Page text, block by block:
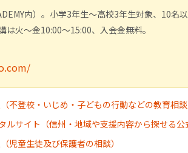
内）。小学3年生〜高校3年生対象、10名
火〜金10:00〜15:00、入会金無料。
不登校・いじめ・子どもの行動などの教育相談
サイト（信州・地域や支援内容から探せる公
児童生徒及び保護者の相談）